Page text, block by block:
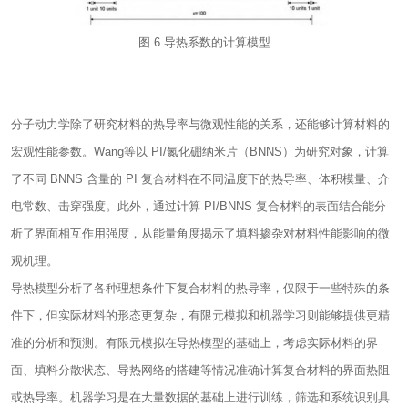
图 6 导热系数的计算模型
分子动力学除了研究材料的热导率与微观性能的关系，还能够计算材料的
宏观性能参数。Wang等以 PI/氮化硼纳米片（BNNS）为研究对象，计算
了不同 BNNS 含量的 PI 复合材料在不同温度下的热导率、体积模量、介
电常数、击穿强度。此外，通过计算 PI/BNNS 复合材料的表面结合能分
析了界面相互作用强度，从能量角度揭示了填料掺杂对材料性能影响的微
观机理。
导热模型分析了各种理想条件下复合材料的热导率，仅限于一些特殊的条
件下，但实际材料的形态更复杂，有限元模拟和机器学习则能够提供更精
准的分析和预测。有限元模拟在导热模型的基础上，考虑实际材料的界
面、填料分散状态、导热网络的搭建等情况准确计算复合材料的界面热阻
或热导率。机器学习是在大量数据的基础上进行训练，筛选和系统识别具